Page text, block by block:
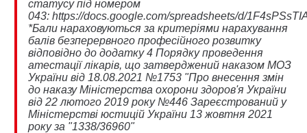
статусу під номером
043: https://docs.google.com/spreadsheets/d/
*Бали нараховуються за критеріями нарахування
балів безперервного професійного розвитку
відповідно до додатку 4 Порядку проведення
атестації лікарів, що затверджений наказом МОЗ
України від 18.08.2021 №1753 "Про внесення змін
до наказу Міністерства охорони здоров'я України
від 22 лютого 2019 року №446 Зареєстрований у
Міністерстві юстицій України 13 жовтня 2021
року за "1338/36960"